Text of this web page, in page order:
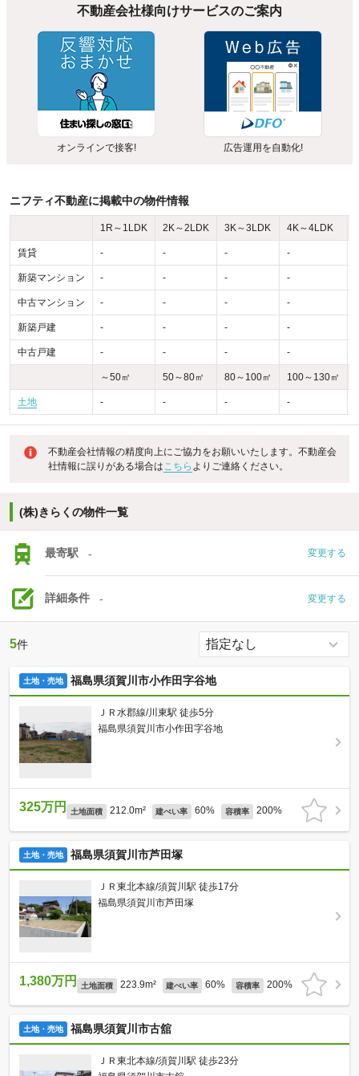
不動産会社様向けサービスのご案内
オンラインで接客! 広告運用を自動化!
ニフティ不動産に掲載中の物件情報
1R～1LDK 2K～2LDK 3K～3LDK 4K～4LDK
賃貸 - - - -
新築マンション - - - -
中古マンション - - - -
新築戸建 - - - -
中古戸建 - - - -
～50㎡ 50～80㎡ 80～100㎡ 100～130㎡
土地 - - - -
不動産会社情報の精度向上にご協力をお願いいたします。不動産会
社情報に誤りがある場合はこちら よりご連絡ください。
(株)きらくの物件一覧
最寄駅 - 変更する
詳細条件 - 変更する
5件
土地・売地 福島県須賀川市小作田字谷地
ＪＲ水郡線/川東駅 徒歩5分
福島県須賀川市小作田字谷地
325万円 土地面積 212.0m² 建ぺい率 60% 容積率 200%
土地・売地 福島県須賀川市芦田塚
ＪＲ東北本線/須賀川駅 徒歩17分
福島県須賀川市芦田塚
1,380万円 土地面積 223.9m² 建ぺい率 60% 容積率 200%
土地・売地 福島県須賀川市古舘
ＪＲ東北本線/須賀川駅 徒歩23分